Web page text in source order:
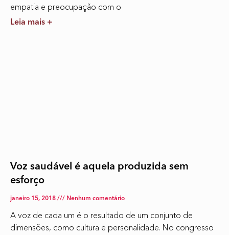
empatia e preocupação com o
Leia mais +
Voz saudável é aquela produzida sem
esforço
janeiro 15, 2018 Nenhum comentário
A voz de cada um é o resultado de um conjunto de
dimensões, como cultura e personalidade. No congresso